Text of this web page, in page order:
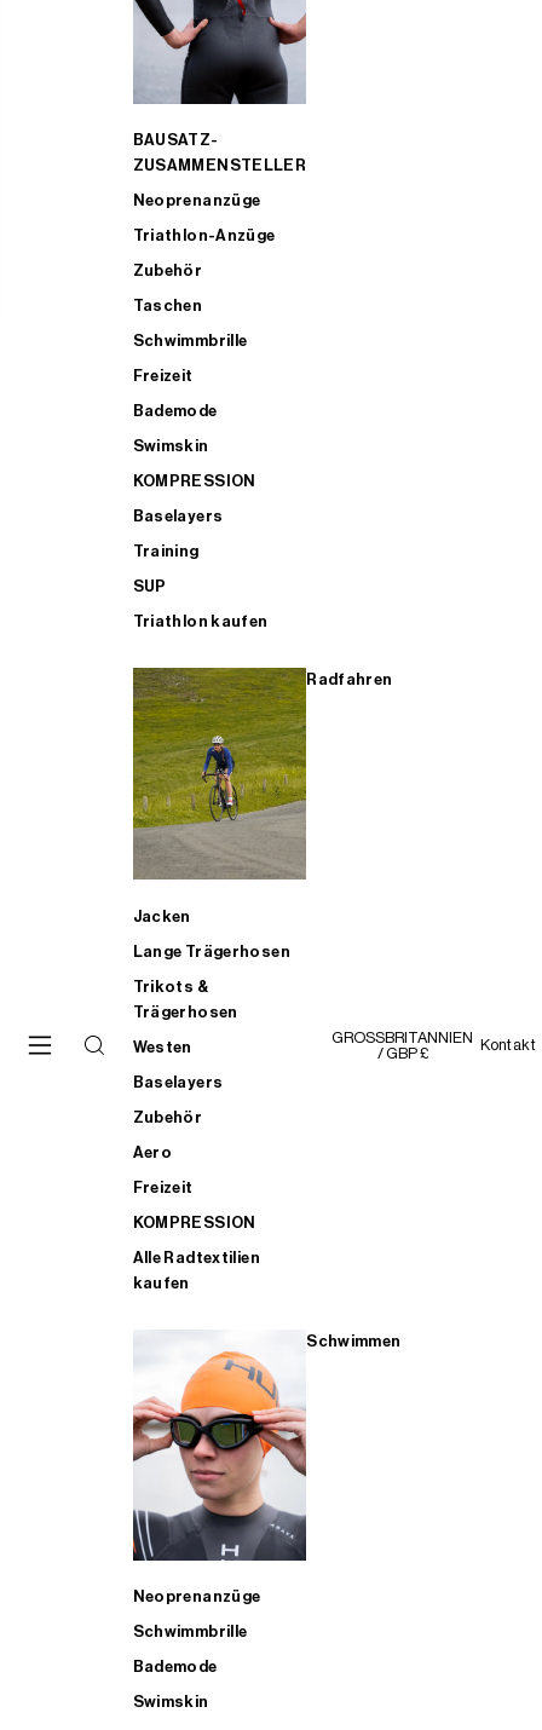
BAUSATZ-
ZUSAMMENSTELLER
Neoprenanzüge
Triathlon-Anzüge
Zubehör
Taschen
Schwimmbrille
Freizeit
Bademode
Swimskin
KOMPRESSION
Baselayers
Training
SUP
Triathlon kaufen
Radfahren
Jacken
Lange Trägerhosen
Trikots &
Trägerhosen
Westen
Baselayers
Zubehör
Aero
Freizeit
KOMPRESSION
Alle Radtextilien
kaufen
Schwimmen
Neoprenanzüge
Schwimmbrille
Bademode
Swimskin
GROSSBRITANNIEN
/ GBP £
Kontakt